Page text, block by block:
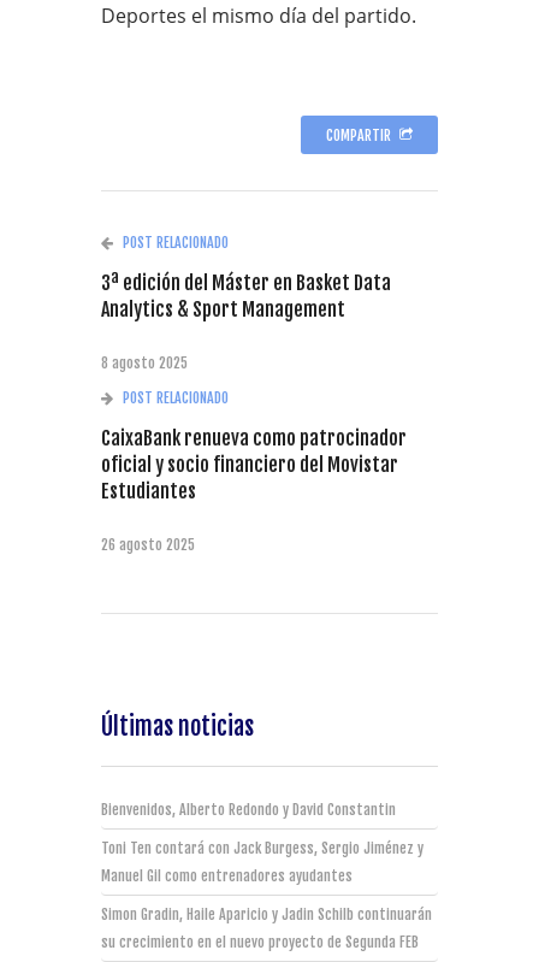
Deportes el mismo día del partido.
COMPARTIR
POST RELACIONADO
3ª edición del Máster en Basket Data
Analytics & Sport Management
8 agosto 2025
POST RELACIONADO
CaixaBank renueva como patrocinador
oficial y socio financiero del Movistar
Estudiantes
26 agosto 2025
Últimas noticias
Bienvenidos, Alberto Redondo y David Constantin
Toni Ten contará con Jack Burgess, Sergio Jiménez y
Manuel Gil como entrenadores ayudantes
Simon Gradin, Haile Aparicio y Jadin Schilb continuarán
su crecimiento en el nuevo proyecto de Segunda FEB